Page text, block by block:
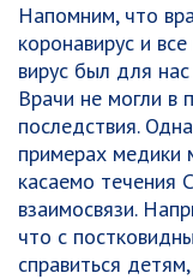
Напомним, что
коронавирус и
вирус был для
Врачи не могли в
последствия.
примерах медики
касаемо течения
взаимосвязи.
что с
справиться